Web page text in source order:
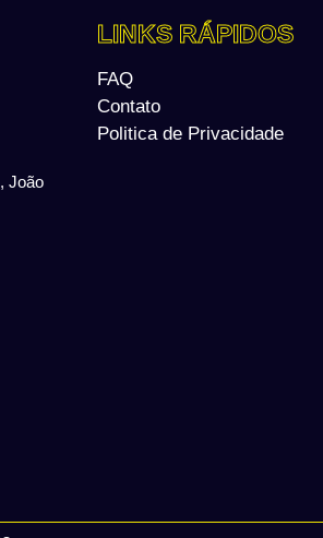
João
LINKS RÁPIDOS
FAQ
Contato
Politica de Privacidade